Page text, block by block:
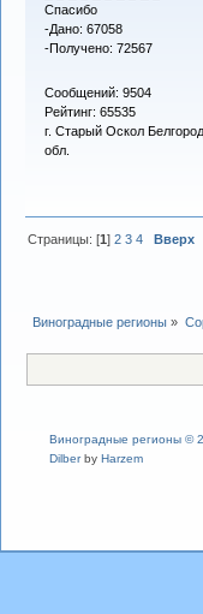
Спасибо
-Дано: 67058
-Получено: 72567
Сообщений: 9504
Рейтинг: 65535
г. Старый Оскол
обл.
Страницы: [1]2 3 4 Вверх
Виноградные регионы »
Виноградные регионы ©
Dilberby Harzem